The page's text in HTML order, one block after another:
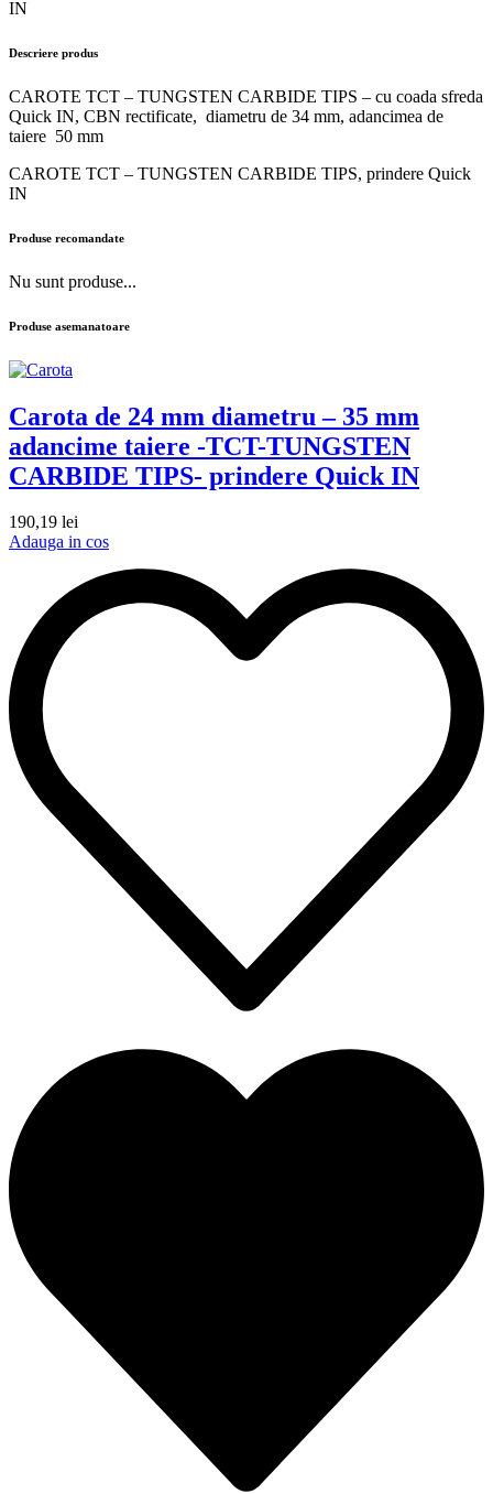
IN
Descriere produs
CAROTE TCT – TUNGSTEN CARBIDE TIPS – cu coada sfreda
Quick IN, CBN rectificate, diametru de 34 mm, adancimea de
taiere 50 mm
CAROTE TCT – TUNGSTEN CARBIDE TIPS, prindere Quick
IN
Produse recomandate
Nu sunt produse...
Produse asemanatoare
Carota de 24 mm diametru – 35 mm
adancime taiere -TCT-TUNGSTEN
CARBIDE TIPS- prindere Quick IN
190,19 lei
Adauga in cos